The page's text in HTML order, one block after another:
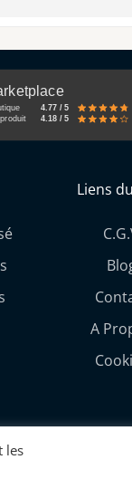
4.77 / 5
4.18 / 5
Liens
A
love By Cobos
les